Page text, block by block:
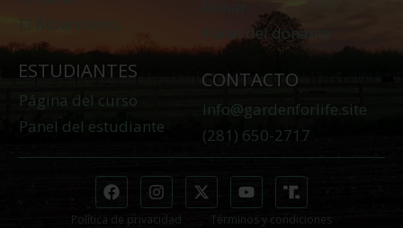
Panel del donante
ESTUDIANTES
Página del curso
Panel del estudiante
CONTACTO
info@gardenforlife.site
(281) 650-2717
Política de privacidad Términos y condiciones